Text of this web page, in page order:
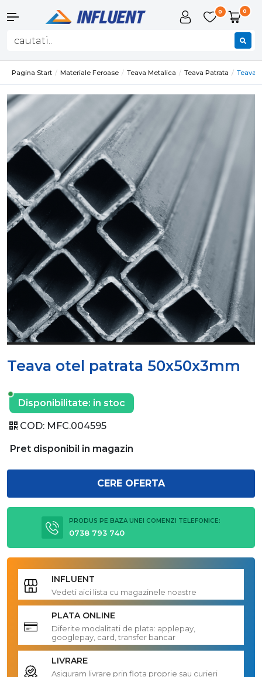
0 0
Pagina Start Materiale Feroase Teava Metalica Teava Patrata Teava
Teava otel patrata 50x50x3mm
Disponibilitate: in stoc
COD: MFC.004595
Pret disponibil in magazin
CERE OFERTA
PRODUS PE BAZA UNEI COMENZI TELEFONICE:
0738 793 740
INFLUENT
Vedeti aici lista cu magazinele noastre
PLATA ONLINE
Diferite modalitati de plata: applepay,
googlepay, card, transfer bancar
LIVRARE
Asiguram livrare prin flota proprie sau curieri